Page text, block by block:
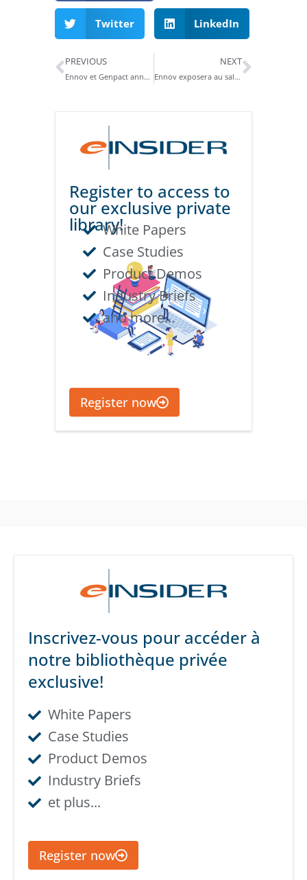
Twitter LinkedIn
PREVIOUS
Ennov et Genpact annoncent un nouveau partenariat
NEXT
Ennov exposera au salon RAPS Regulatory Convergence du 21 au 24 septembre 2019 à Philadelphie
Register to access to
our exclusive private
library!White Papers
Case Studies
Product Demos
Industry Briefs
and more...
Register now
Inscrivez-vous pour accéder à
notre bibliothèque privée
exclusive!​
White Papers
Case Studies
Product Demos
Industry Briefs
et plus...
Register now